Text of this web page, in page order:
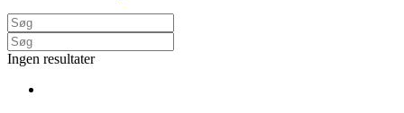
Ingen resultater